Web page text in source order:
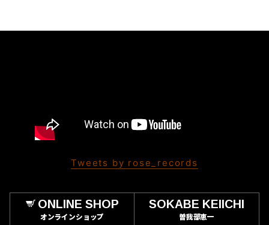
Tweets by rose_records
ONLINE SHOP
オンラインショップ
SOKABE KEIICHI
曽我部恵一